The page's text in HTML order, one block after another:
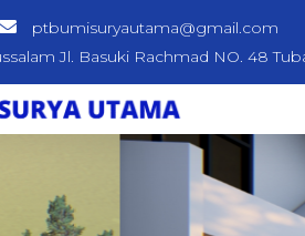
ptbumisuryautama@gmail.com
Jl. Basuki Rachmad NO. 48